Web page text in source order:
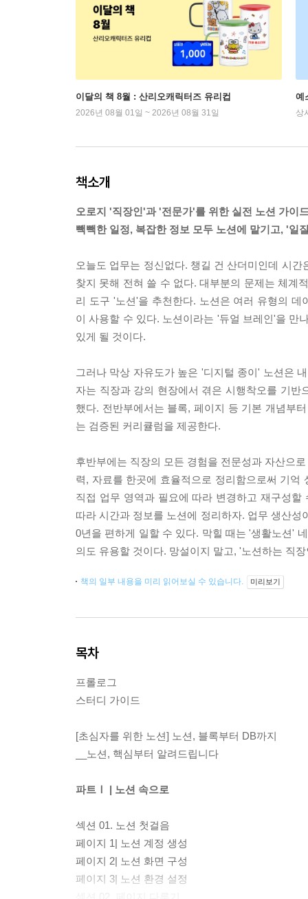
이달의 책 8월 : 산리오캐릭터즈 유리컵
2026년 08월 01일 ~ 2026년 08월 31일
예
상
책소개
오로지 '직장인'과 '전문가'를 위한 실전 노션 가이
빽빽한 일정, 복잡한 정보 모두 노션에 맡기고, '일
오늘도 업무는 정신없다. 챙길 건 산더미인데 시
찾지 못해 전혀 쓸 수 없다. 대부분의 문제는 체계
리 도구 '노션'을 추천한다. 노션은 여러 유형의
이 사용할 수 있다. 노션이라는 '듀얼 브레인'을 만
있게 될 것이다.
그러나 막상 자유도가 높은 '디지털 종이' 노션은
자는 직장과 강의 현장에서 겪은 시행착오를 기
했다. 전반부에서는 블록, 페이지 등 기본 개념부
는 검증된 커리큘럼을 제공한다.
후반부에는 직장의 모든 경험을 전문성과 자산으
력, 자료를 한곳에 효율적으로 정리함으로써 기
직접 업무 영역과 필요에 따라 변경하고 재구성
따라 시간과 정보를 노션에 정리하자. 업무 생산
0년을 편하게 일할 수 있다. 막힐 때는 '생활노션'
의도 유용할 것이다. 망설이지 말고, '노션하는 직
책의 일부 내용을 미리 읽어보실 수 있습니다. 미리보기
목차
프롤로그
스터디 가이드
[초심자를 위한 노션] 노션, 블록부터 DB까지
__노션, 핵심부터 알려드립니다
파트Ⅰ | 노션 속으로
섹션 01. 노션 첫걸음
페이지 1| 노션 계정 생성
페이지 2| 노션 화면 구성
페이지 3| 노션 환경 설정